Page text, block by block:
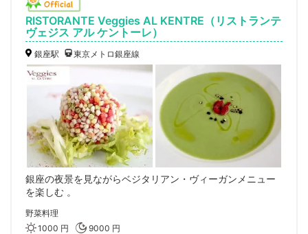
RISTORANTE Veggies AL KENTRE（リストランテ
ヴェジス アル ケントーレ）
銀座駅 東京メトロ銀座線
銀座の夜景を見ながらベジタリアン・ヴィーガンメニュー
を楽しむ 。
野菜料理
1000 円
9000 円